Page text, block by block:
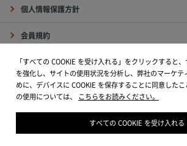
個人情報保護方針
会員規約
出光公式ウェブサイト
Copyright © Idemitsu Kosan Co.,Ltd. All
「すべての COOKIE を受け入れる」をクリックすると
を強化し、サイトの使用状況を分析し、弊社のマーケ
めに、デバイスに COOKIE を保存することに同意した
の使用については、
こちらをお読みください。
すべての COOKIE を受け入れる